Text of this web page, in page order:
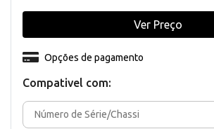
Compativel com:
Opções de pagamento
Ver Preço